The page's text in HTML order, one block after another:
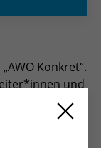
Konkret“.
und
in die Arbeit
und